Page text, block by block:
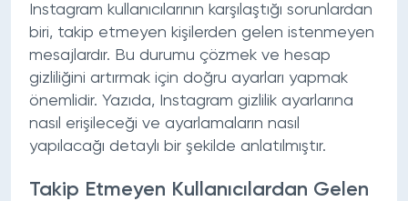
Instagram kullanıcılarının karşılaştığı sorunlardan
biri, takip etmeyen kişilerden gelen istenmeyen
mesajlardır. Bu durumu çözmek ve hesap
gizliliğini artırmak için doğru ayarları yapmak
önemlidir. Yazıda, Instagram gizlilik ayarlarına
nasıl erişileceği ve ayarlamaların nasıl
yapılacağı detaylı bir şekilde anlatılmıştır.
Takip Etmeyen Kullanıcılardan Gelen